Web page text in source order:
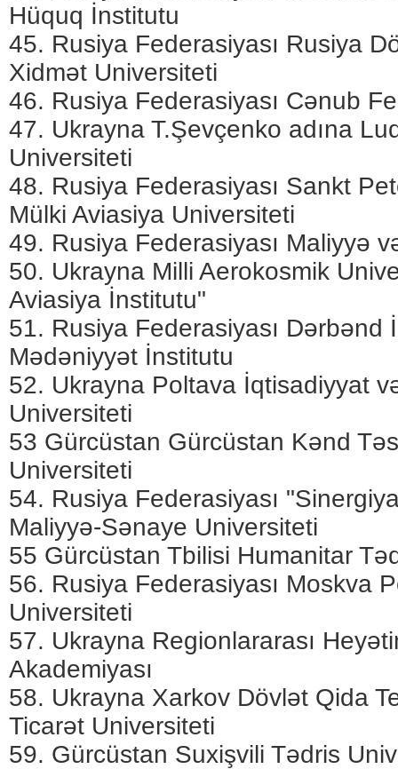
Hüquq İnstitutu
45. Rusiya Federasiyası Rusiya
Xidmət Universiteti
46. Rusiya Federasiyası Cənub
47. Ukrayna T.Şevçenko adına
Universiteti
48. Rusiya Federasiyası Sankt
Mülki Aviasiya Universiteti
49. Rusiya Federasiyası Maliyyə
50. Ukrayna Milli Aerokosmik
Aviasiya İnstitutu"
51. Rusiya Federasiyası Dərbənd
Mədəniyyət İnstitutu
52. Ukrayna Poltava İqtisadiyyat
Universiteti
53 Gürcüstan Gürcüstan Kənd
Universiteti
54. Rusiya Federasiyası
Maliyyə-Sənaye Universiteti
55 Gürcüstan Tbilisi Humanitar
56. Rusiya Federasiyası Moskva
Universiteti
57. Ukrayna Regionlararası
Akademiyası
58. Ukrayna Xarkov Dövlət Qida
Ticarət Universiteti
59. Gürcüstan Suxişvili Tədris